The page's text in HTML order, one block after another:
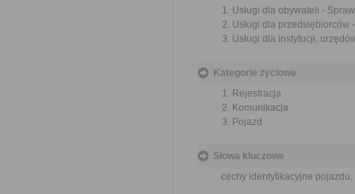
Usługi dla obywateli -
Usługi dla
Usługi dla instytucji,
Kategorie życiowe
Rejestracja
Komunikacja
Pojazd
Słowa kluczowe
cechy identyfikacyjne